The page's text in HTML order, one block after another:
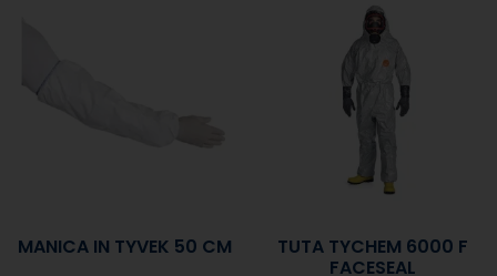
MANICA IN TYVEK 50 CM
TUTA TYCHEM 6000 F
FACESEAL